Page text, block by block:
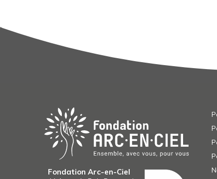
Fondation Arc-en-Ciel